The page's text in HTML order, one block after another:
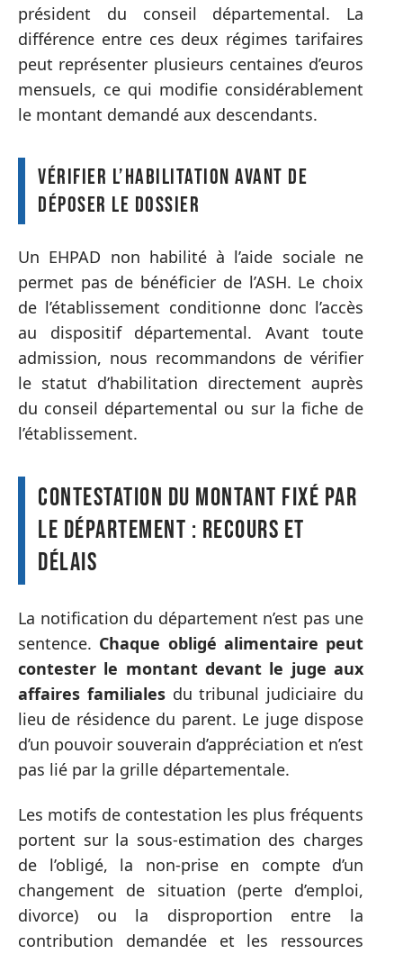
président du conseil départemental. La
différence entre ces deux régimes tarifaires
peut représenter plusieurs centaines d’euros
mensuels, ce qui modifie considérablement
le montant demandé aux descendants.
Vérifier l’habilitation avant de
déposer le dossier
Un EHPAD non habilité à l’aide sociale ne
permet pas de bénéficier de l’ASH. Le choix
de l’établissement conditionne donc l’accès
au dispositif départemental. Avant toute
admission, nous recommandons de vérifier
le statut d’habilitation directement auprès
du conseil départemental ou sur la fiche de
l’établissement.
Contestation du montant fixé par
le département : recours et
délais
La notification du département n’est pas une
sentence. Chaque obligé alimentaire peut
contester le montant devant le juge aux
affaires familialesdu tribunal judiciaire du
lieu de résidence du parent. Le juge dispose
d’un pouvoir souverain d’appréciation et n’est
pas lié par la grille départementale.
Les motifs de contestation les plus fréquents
portent sur la sous-estimation des charges
de l’obligé, la non-prise en compte d’un
changement de situation (perte d’emploi,
divorce) ou la disproportion entre la
contribution demandée et les ressources